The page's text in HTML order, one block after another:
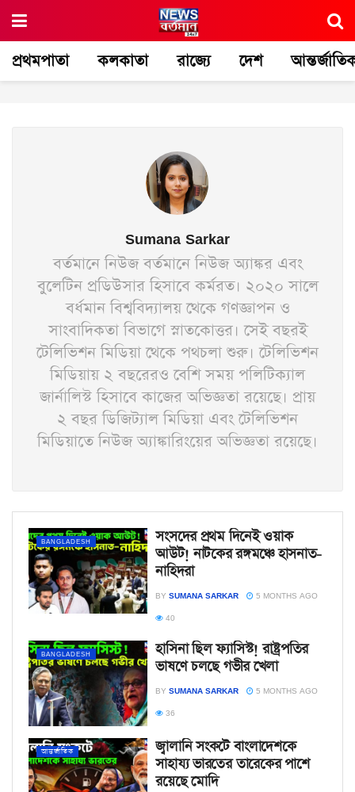
প্রথমপাতা কলকাতা রাজ্যে দেশ
Sumana Sarkar
বর্তমানে নিউজ বর্তমানে নিউজ অ্যাঙ্কর এবং
বুলেটিন প্রডিউসার হিসাবে কর্মরত। ২০২০ সালে
বর্ধমান বিশ্ববিদ্যালয় থেকে গণজ্ঞাপন ও
সাংবাদিকতা বিভাগে স্নাতকোত্তর। সেই বছরই
টেলিভিশন মিডিয়া থেকে পথচলা শুরু। টেলিভিশন
মিডিয়ায় ২ বছরেরও বেশি সময় পলিটিক্যাল
জার্নালিস্ট হিসাবে কাজের অভিজ্ঞতা রয়েছে। প্রায়
২ বছর ডিজিট্যাল মিডিয়া এবং টেলিভিশন
মিডিয়াতে নিউজ অ্যাঙ্কারিংয়ের অভিজ্ঞতা রয়েছে।
BANGLADESH
সংসদের প্রথম দিনেই ওয়াক
আউট! নাটকের রঙ্গমঞ্চে হাসনাত-
নাহিদরা
BY SUMANA SARKAR
5 MONTHS AGO
40
BANGLADESH
হাসিনা ছিল ফ্যাসিস্ট! রাষ্ট্রপতির
ভাষণে চলছে গভীর খেলা
BY SUMANA SARKAR
5 MONTHS AGO
36
আন্তর্জাতিক
জ্বালানি সংকটে বাংলাদেশকে
সাহায্য ভারতের তারেকের পাশে
রয়েছে মোদি